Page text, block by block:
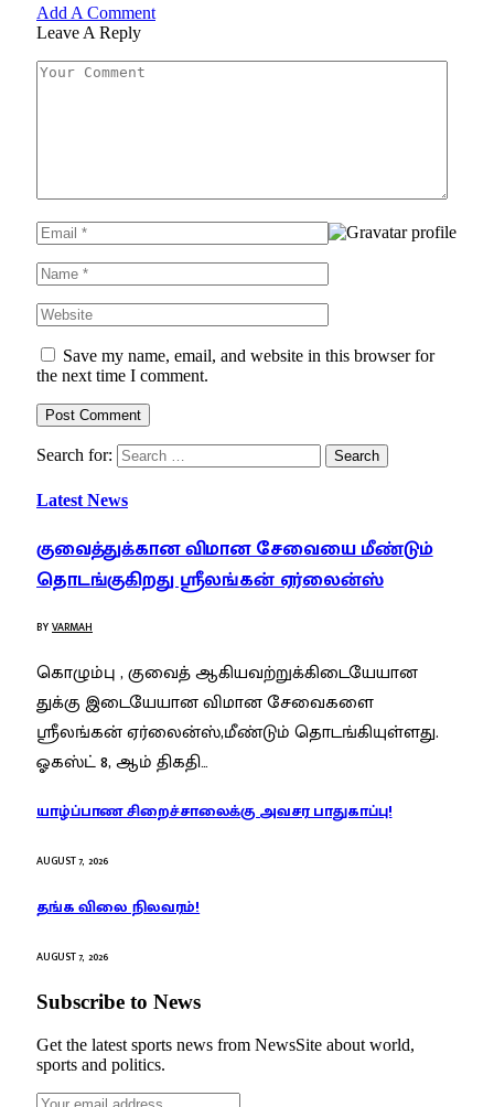
Add A Comment
Leave A Reply
Save my name, email, and website in this browser for
the next time I comment.
Search for:
Latest News
குவைத்துக்கான விமான சேவையை மீண்டும்
தொடங்குகிறது ஸ்ரீலங்கன் ஏர்லைன்ஸ்
BYVARMAH
கொழும்பு , குவைத் ஆகியவற்றுக்கிடையேயான
துக்கு இடையேயான விமான சேவைகளை
ஸ்ரீலங்கன் ஏர்லைன்ஸ்,மீண்டும் தொடங்கியுள்ளது.
ஓகஸ்ட் 8, ஆம் திகதி…
யாழ்ப்பாண சிறைச்சாலைக்கு அவசர பாதுகாப்பு!
AUGUST 7, 2026
தங்க விலை நிலவரம்!
AUGUST 7, 2026
Subscribe to News
Get the latest sports news from NewsSite about world,
sports and politics.